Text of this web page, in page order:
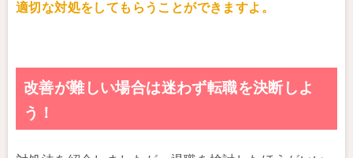
適切な対処をしてもらうことができますよ。
改善が難しい場合は迷わず転職を決断しよ
う！